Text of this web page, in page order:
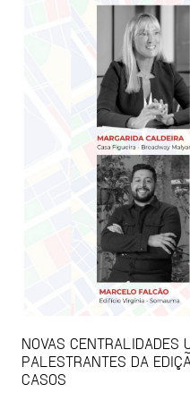
NOVAS CENTRALIDADES
PALESTRANTES DA
CASOS